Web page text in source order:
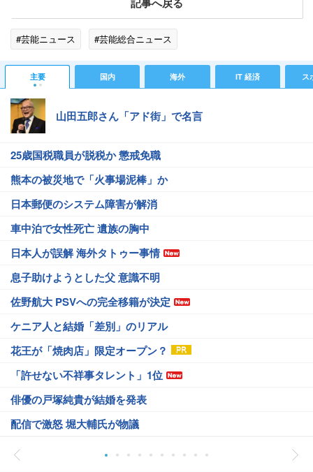
#芸能ニュース #芸能総合ニュース
主要 国内 海外 IT 経済 ス
山田五郎さん「アド街」で名言
25歳国税職員が脱税か 懲戒免職
熊本の被災地で「火事場泥棒」か
日本郵便のシステム障害が解消
車中泊で女性死亡 遺族の胸中
日本人が誤解 海外タトゥー事情
息子助けようとした父 意識不明
佐野航大 PSVへの完全移籍が決定
ケニア人と結婚「差別」のリアル
花王が「焼肉店」限定オープン？
「許せない不祥事タレント」1位
俳優の戸塚純貴が結婚を発表
配信で激怒 堀大輔氏が物議